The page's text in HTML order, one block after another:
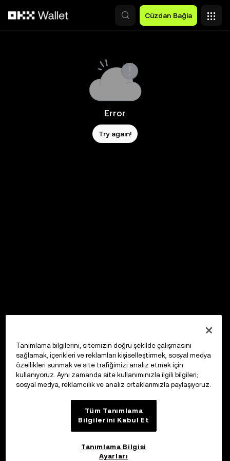
Cüzdan Bağla
Error
Try again!
Tanımlama bilgilerini; sitemizin doğru şekilde çalışmasını
sağlamak, içerikleri ve reklamları kişiselleştirmek, sosyal medya
özellikleri sunmak ve site trafiğimizi analiz etmek için
kullanıyoruz. Aynı zamanda site kullanımınızla ilgili bilgileri;
sosyal medya, reklamcılık ve analiz ortaklarımızla paylaşıyoruz.
Tüm Tanımlama
Bilgilerini Kabul Et
Tanımlama Bilgisi
Ayarları